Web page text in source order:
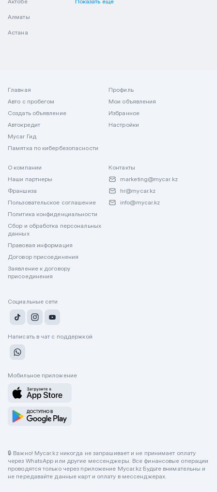
Алматы
Астана
Главная
Авто с пробегом
Создать объявление
Автокредит
Mycar Гид
Памятка по кибербезопасности
Профиль
Мои объявления
Избранное
Настройки
О компании
Наши партнеры
Франшиза
Пользовательское соглашение
Политика конфиденциальности
Сбор и обработка персональных
данных
Правовая информация
Договор присоединения
Заявление к договору
присоединения
Контакты
marketing@mycar.kz
hr@mycar.kz
info@mycar.kz
Социальные сети
Написать в чат с поддержкой
Мобильное приложение
🔒 Важно! Mycar.kz никогда не запрашивает и не принимает оплату
через WhatsApp или другие мессенджеры. Все финансовые операции
проводятся только через приложение Mycar.kz Будьте внимательны и
не передавайте данные карт и оплату в мессенджерах.